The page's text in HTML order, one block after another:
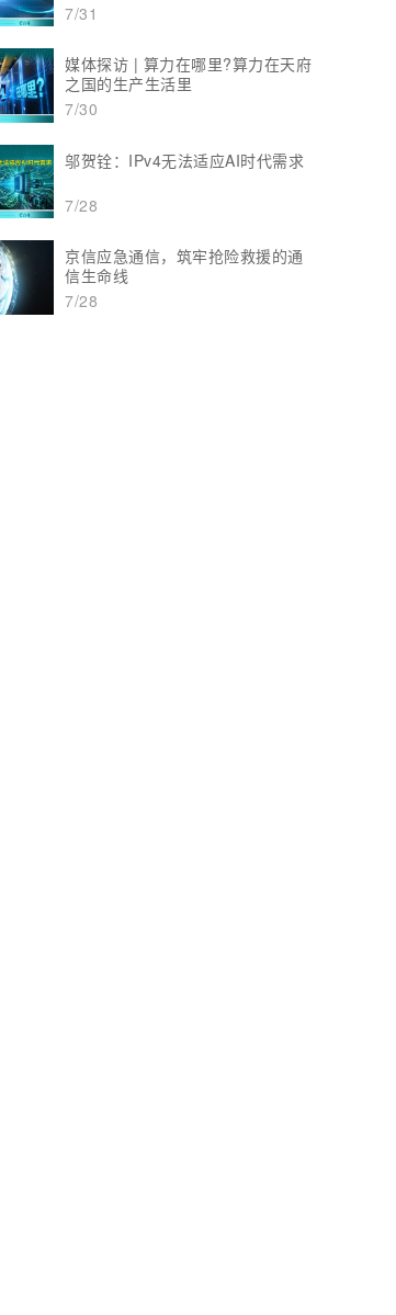
7/31
媒体探访 | 算力在哪里?算力在天府
之国的生产生活里
7/30
邬贺铨：IPv4无法适应AI时代需求
7/28
京信应急通信，筑牢抢险救援的通
信生命线
7/28